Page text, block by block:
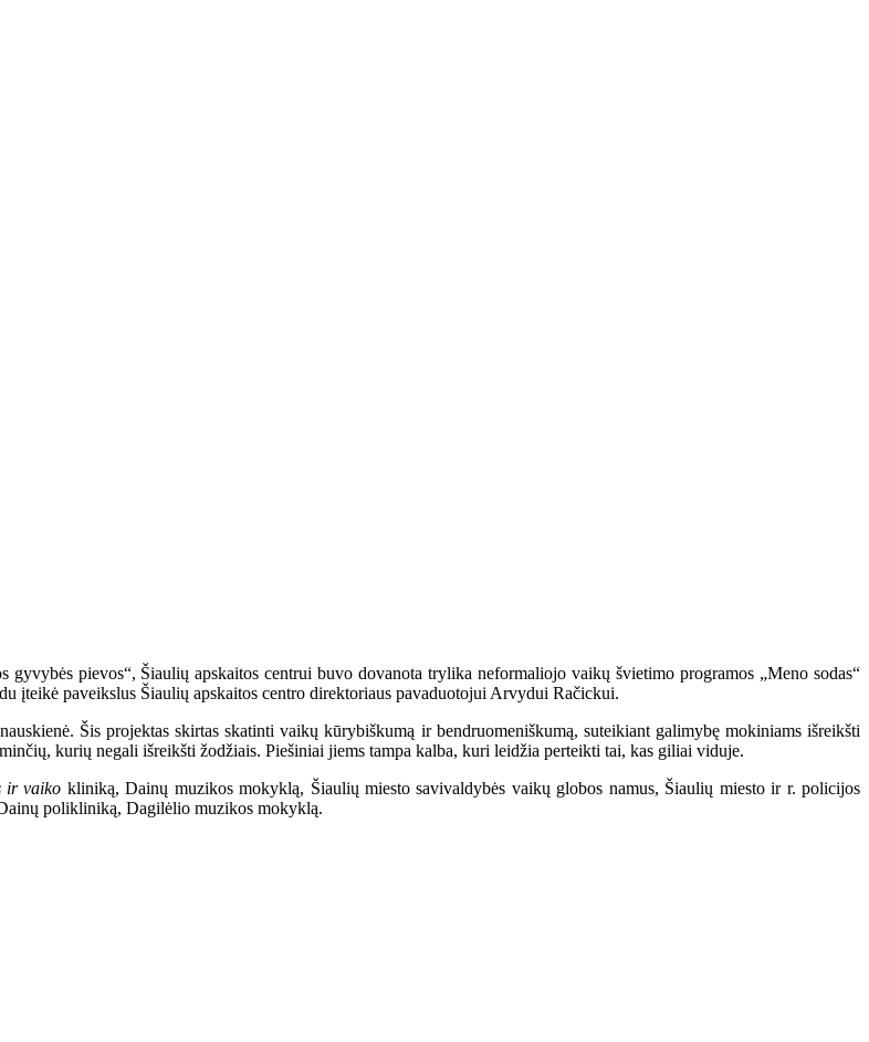
pievos“, Šiaulių apskaitos centrui buvo dovanota trylika neformaliojo vaikų švietimo programos „Meno sodas“
įteikė paveikslus Šiaulių apskaitos centro direktoriaus pavaduotojui Arvydui Račickui.
Šis projektas skirtas skatinti vaikų kūrybiškumą ir bendruomeniškumą, suteikiant galimybę mokiniams išreikšti
kurių negali išreikšti žodžiais. Piešiniai jiems tampa kalba, kuri leidžia perteikti tai, kas giliai viduje.
ir vaiko kliniką, Dainų muzikos mokyklą, Šiaulių miesto savivaldybės vaikų globos namus, Šiaulių miesto ir r. policijos
polikliniką, Dagilėlio muzikos mokyklą.